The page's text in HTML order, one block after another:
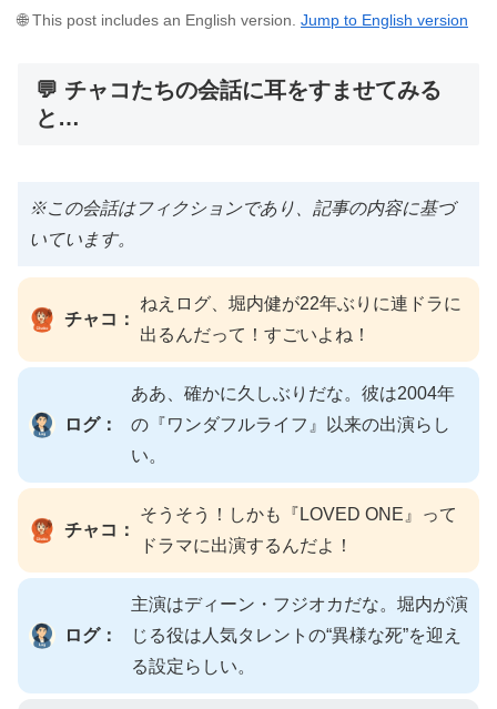
🌐 This post includes an English version. Jump to English version
💬 チャコたちの会話に耳をすませてみる
と…
※この会話はフィクションであり、記事の内容に基づ
いています。
チャコ：
ねえログ、堀内健が22年ぶりに連ドラに
出るんだって！すごいよね！
ログ：
ああ、確かに久しぶりだな。彼は2004年
の『ワンダフルライフ』以来の出演らし
い。
チャコ：
そうそう！しかも『LOVED ONE』って
ドラマに出演するんだよ！
ログ：
主演はディーン・フジオカだな。堀内が演
じる役は人気タレントの“異様な死”を迎え
る設定らしい。